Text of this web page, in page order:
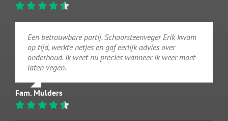
Een betrouwbare partij. Schoorsteenveger Erik kwam
op tijd, werkte netjes en gaf eerlijk advies over
onderhoud. Ik weet nu precies wanneer ik weer moet
laten vegen.
Fam. Mulders